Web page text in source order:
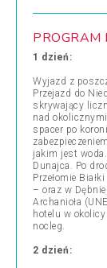
PROGRAM
1 dzień:
Wyjazd z
Przejazd do
skrywający
nad
spacer po
jakim jest
Dunajca. Po
Przełomie
– oraz w
Archanioła
hotelu w
nocleg.
2 dzień: